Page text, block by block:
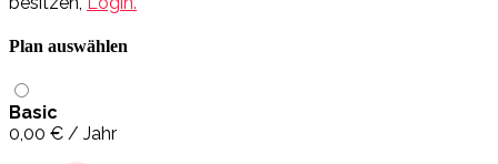
Plan auswählen
Basic
0,00 € / Jahr